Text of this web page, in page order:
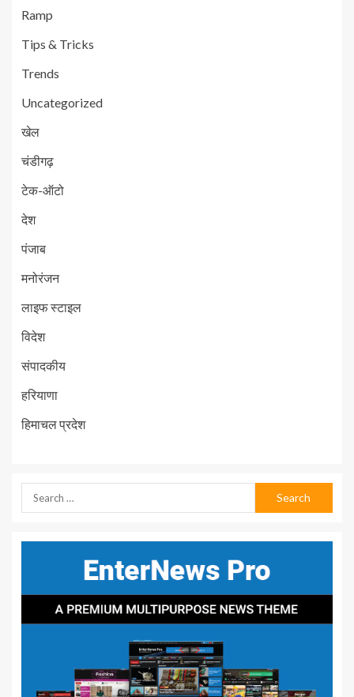
Ramp
Tips & Tricks
Trends
Uncategorized
खेल
चंडीगढ़
टेक-ऑटो
देश
पंजाब
मनोरंजन
लाइफ स्टाइल
विदेश
संपादकीय
हरियाणा
हिमाचल प्रदेश